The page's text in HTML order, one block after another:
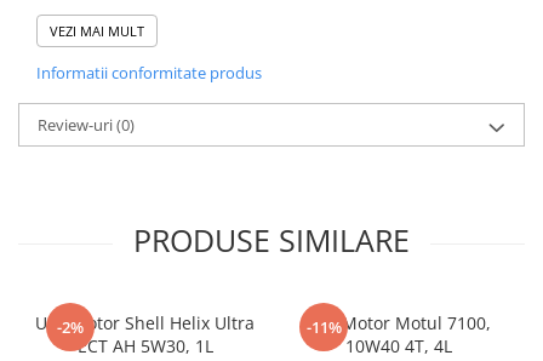
Tip combustibil
Caracteristici generale
Tip ulei
Full sintetic
Vascozitate (S.A.E.)
5W30
VEZI MAI MULT
Informatii conformitate produs
Review-uri(0)
PRODUSE SIMILARE
-2%
Ulei motor Shell Helix Ultra
ECT AH 5W30, 1L
-11%
Ulei Motor Motul 7100,
10W40 4T, 4L